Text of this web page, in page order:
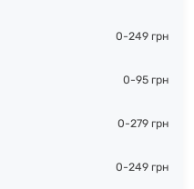
0-249 грн
0-95 грн
0-279 грн
0-249 грн